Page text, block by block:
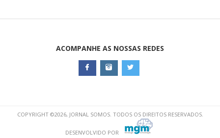
ACOMPANHE AS NOSSAS REDES
COPYRIGHT ©2026, JORNAL SOMOS. TODOS OS DIREITOS RESERVADOS.
DESENVOLVIDO POR